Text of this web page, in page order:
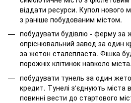
віддати ресурси. Купол нового
з раніше побудованим містом.
побудувати будівлю - ферму за
опріснювальний завод за один
за жетон сталепласта. Фішка
порожніх клітинок навколо міста.
побудувати тунель за один
кредит. Тунелі з'єднують міста
повинні вести до стартового